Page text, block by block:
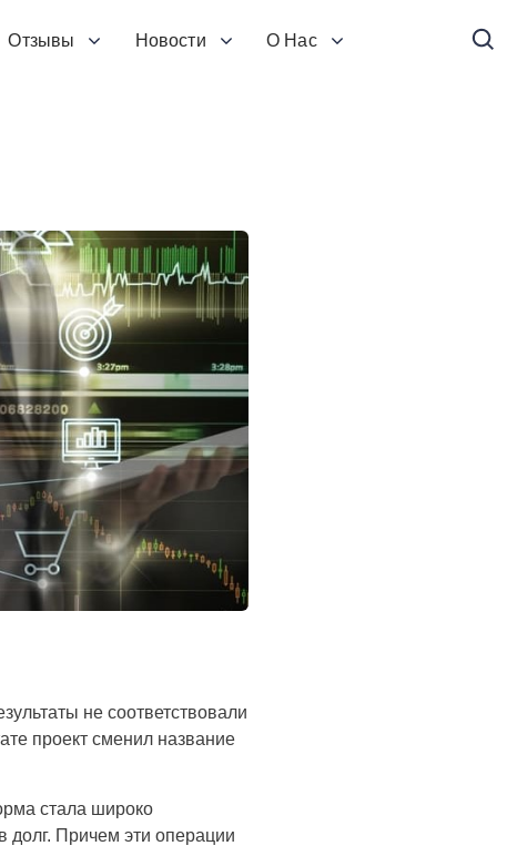
Отзывы Новости О Нас
не соответствовали
проект сменил название
стала широко
долг. Причем эти операции